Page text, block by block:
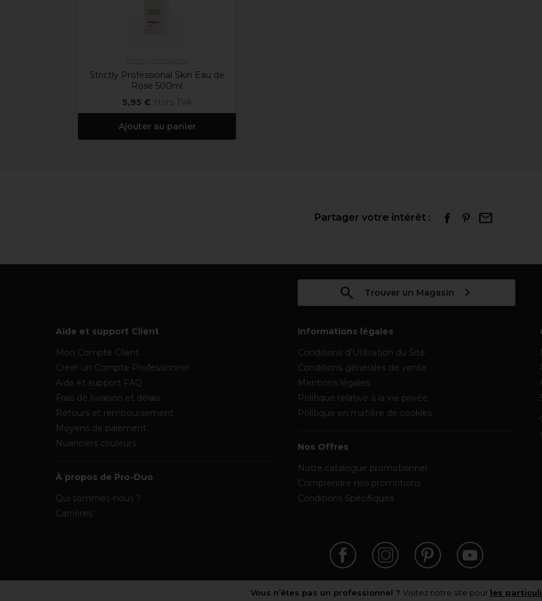
Strictly Professional Skin Eau de
Rose 500ml
5,95 € Hors TVA
Ajouter au panier
Partager votre intérêt :
Trouver un Magasin
Aide et support Client
Mon Compte Client
Créer un Compte Professionnel
Aide et support FAQ
Frais de livraison et délais
Retours et remboursement
Moyens de paiement
Nuanciers couleurs
À propos de Pro-Duo
Qui sommes-nous ?
Carrières
Informations légales
Conditions d’Utilisation du Site
Conditions générales de vente
Mentions légales
Politique relative à la vie privée
Politique en matière de cookies
Nos Offres
Notre catalogue promotionnel
Comprendre nos promotions
Conditions Spécifiques
Vous n’êtes pas un professionnel ? Visitez notre site pour les